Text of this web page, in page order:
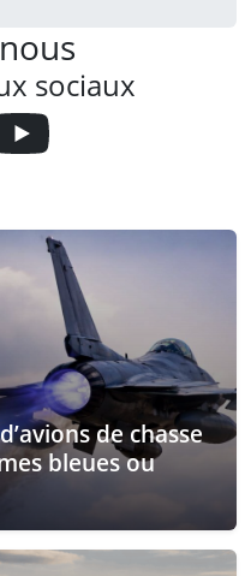
sociaux
de chasse
bleues ou